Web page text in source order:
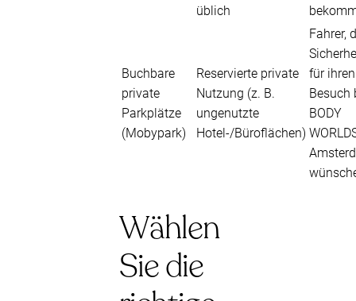
üblich
Buchbare
private
Parkplätze
(Mobypark)
Reservierte private
Nutzung (z. B.
ungenutzte
Hotel-/Büroflächen)
Fahrer,
für ihren
Besuch
BODY
Wählen
Sie die